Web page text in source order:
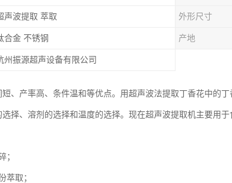
声波提取 萃取 外形尺寸
合金 不锈钢 产地
州振源超声设备有限公司
、产率高、条件温和等优点。用超声波法提取丁香花中的
择、溶剂的选择和温度的选择。现在超声波提取机主要用
；
萃取；